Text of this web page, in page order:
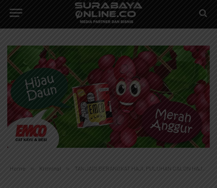
Home » Kriminal » TAK JADI BERANGKAT HAJI, PULUHAN CALON HAJI LAPORKAN WARGA BANGIL